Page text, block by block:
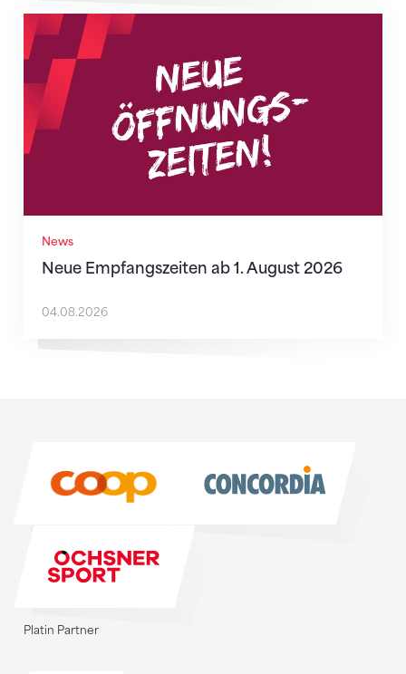
News
Neue Empfangszeiten ab 1. August 2026
Neue Empfangszeiten ab 1. August 2026
04.08.2026
Platin Partner